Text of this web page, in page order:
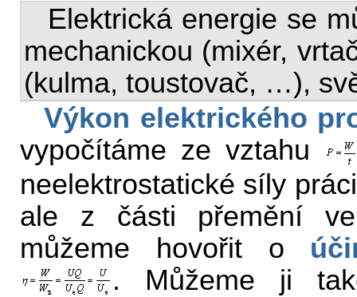
Elektrická energie se
mechanickou (mixér,
(kulma, toustovač, …),
Výkon elektrického
vypočítáme ze vztahu
neelektrostatické síly
ale z části přemění
můžeme hovořit o
. Můžeme ji